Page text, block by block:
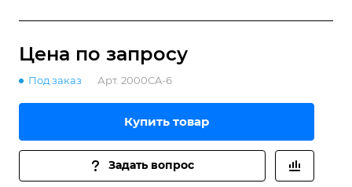
Цена по запросу
Под заказ Арт. 2000CA-6
Купить товар
Задать вопрос